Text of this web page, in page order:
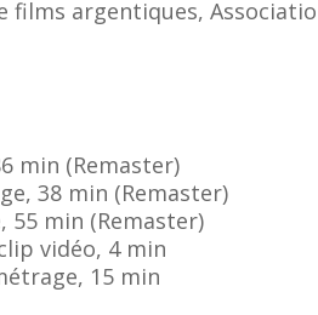
argentiques,
min (Remaster)
38 min (Remaster)
55 min (Remaster)
vidéo, 4 min
15 min